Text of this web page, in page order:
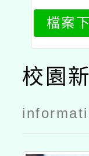
帶您探
庭用電
野簡
檔案
校園